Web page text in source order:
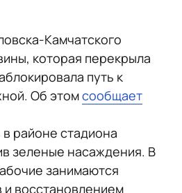
Камчатского
которая перекрыла
путь к
Об этомсообщает
районе стадиона
зеленые насаждения. В
занимаются
и восстановлением